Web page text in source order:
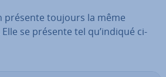
présente toujours la même
se présente tel qu’indiqué ci-